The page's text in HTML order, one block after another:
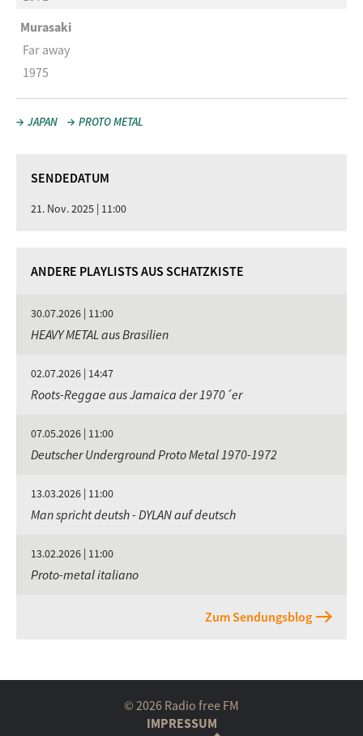
Murasaki
Far away
1975
JAPAN PROTO METAL
SENDEDATUM
21. Nov. 2025 | 11:00
ANDERE PLAYLISTS AUS SCHATZKISTE
30.07.2026 | 11:00
HEAVY METAL aus Brasilien
02.07.2026 | 14:47
Roots-Reggae aus Jamaica der 1970´er
07.05.2026 | 11:00
Deutscher Underground Proto Metal 1970-1972
13.03.2026 | 11:00
Man spricht deutsh - DYLAN auf deutsch
13.02.2026 | 11:00
Proto-metal italiano
Zum Sendungsblog
© 2026 Radio free FM
IMPRESSUM